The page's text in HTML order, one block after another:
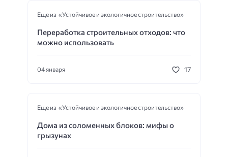
Еще из «Устойчивое и экологичное строительство»
Переработка строительных отходов: что
можно использовать
04 января 17
Еще из «Устойчивое и экологичное строительство»
Дома из соломенных блоков: мифы о
грызунах